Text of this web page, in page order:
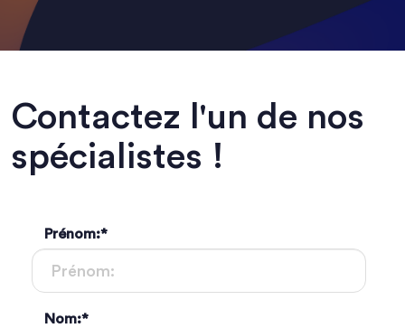
Contactez l'un de nos
spécialistes !
Prénom:*
Nom:*